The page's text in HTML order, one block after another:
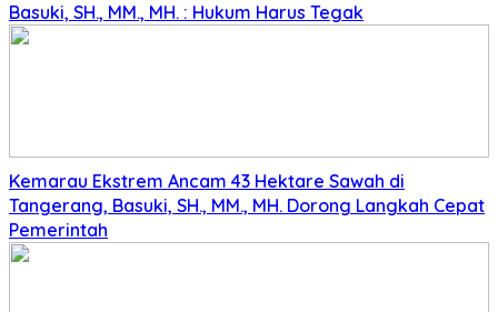
Basuki, SH., MM., MH. : Hukum Harus Tegak
Kemarau Ekstrem Ancam 43 Hektare Sawah di
Tangerang, Basuki, SH., MM., MH. Dorong Langkah Cepat
Pemerintah